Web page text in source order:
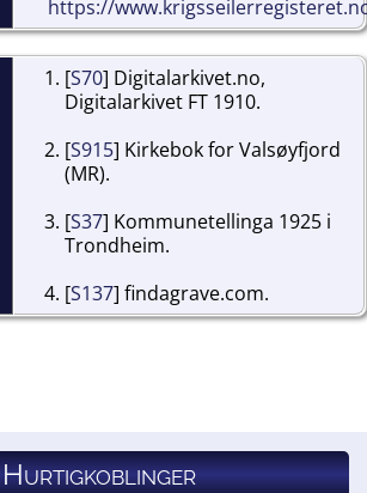
https://
[S70] Digitalarkivet.no,
Digitalarkivet FT 1910.
[S915] Kirkebok for Valsøyfjord
(MR).
[S37] Kommunetellinga 1925 i
Trondheim.
[S137] findagrave.com.
(Vår Frue).
Hurtigkoblinger